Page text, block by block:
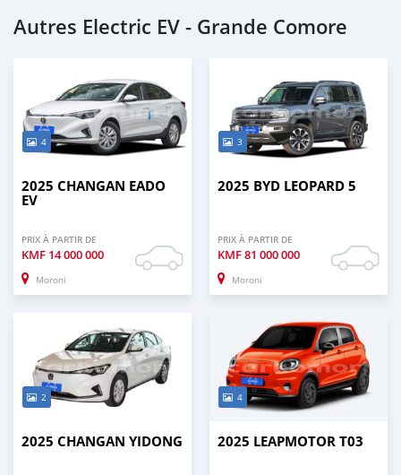
Autres Electric EV - Grande Comore
4
2025 CHANGAN EADO
EV
PRIX À PARTIR DE
KMF 14 000 000
Moroni
3
2025 BYD LEOPARD 5
PRIX À PARTIR DE
KMF81 000 000
Moroni
2
2025 CHANGAN YIDONG
4
2025 LEAPMOTOR T03